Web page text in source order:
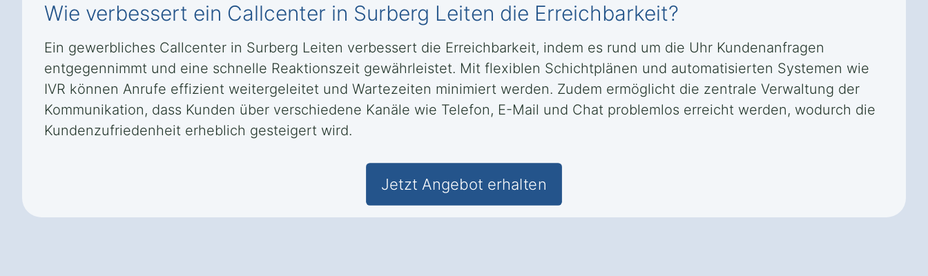
Wie verbessert ein Callcenter in Surberg Leiten die Erreichbarkeit?
Ein gewerbliches Callcenter in Surberg Leiten verbessert die Erreichbarkeit, indem es rund um die Uhr Kundenanfragen
entgegennimmt und eine schnelle Reaktionszeit gewährleistet. Mit flexiblen Schichtplänen und automatisierten Systemen wie
IVR können Anrufe effizient weitergeleitet und Wartezeiten minimiert werden. Zudem ermöglicht die zentrale Verwaltung der
Kommunikation, dass Kunden über verschiedene Kanäle wie Telefon, E-Mail und Chat problemlos erreicht werden, wodurch die
Kundenzufriedenheit erheblich gesteigert wird.
Jetzt Angebot erhalten